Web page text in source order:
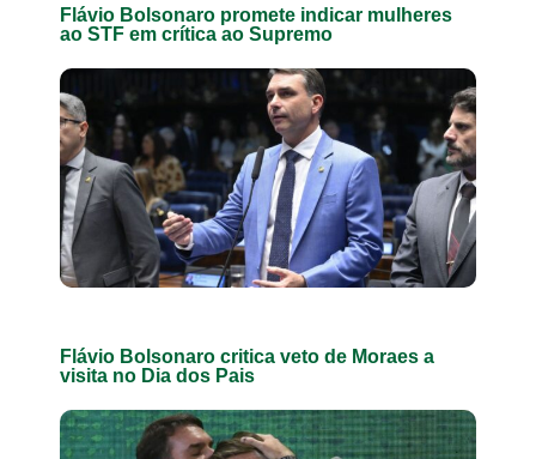
Flávio Bolsonaro promete indicar mulheres
ao STF em crítica ao Supremo
Flávio Bolsonaro critica veto de Moraes a
visita no Dia dos Pais